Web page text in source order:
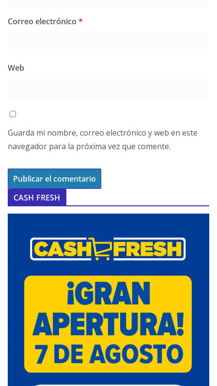
Correo electrónico *
Web
Guarda mi nombre, correo electrónico y web en este
navegador para la próxima vez que comente.
CASH FRESH